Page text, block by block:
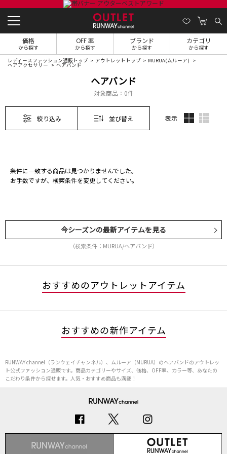
価格
から探す
OFF 率
から探す
ブランド
から探す
カテゴリ
から探す
レディースファッション通販トップ アウトレットトップ MURUA(ムルーア)
ヘアアクセサリー ヘアバンド
ヘアバンド
対象商品： 0件
絞り込み 並び替え 表示
条件に一致する商品は見つかりませんでした。
お手数ですが、検索条件を変更してください。
今シーズンの最新アイテムを見る
（検索条件：MURUA/ヘアバンド）
おすすめのアウトレットアイテム
おすすめの新作アイテム
RUNWAY channel（ランウェイチャンネル）、ムルーア（MURUA）のヘアバンドのアウトレッ
ト公式ファッション通販です。商品カテゴリーやサイズ、価格、OFF率、カラー等、あなたの
こだわり条件から探せます。人気・おすすめ商品も満載！